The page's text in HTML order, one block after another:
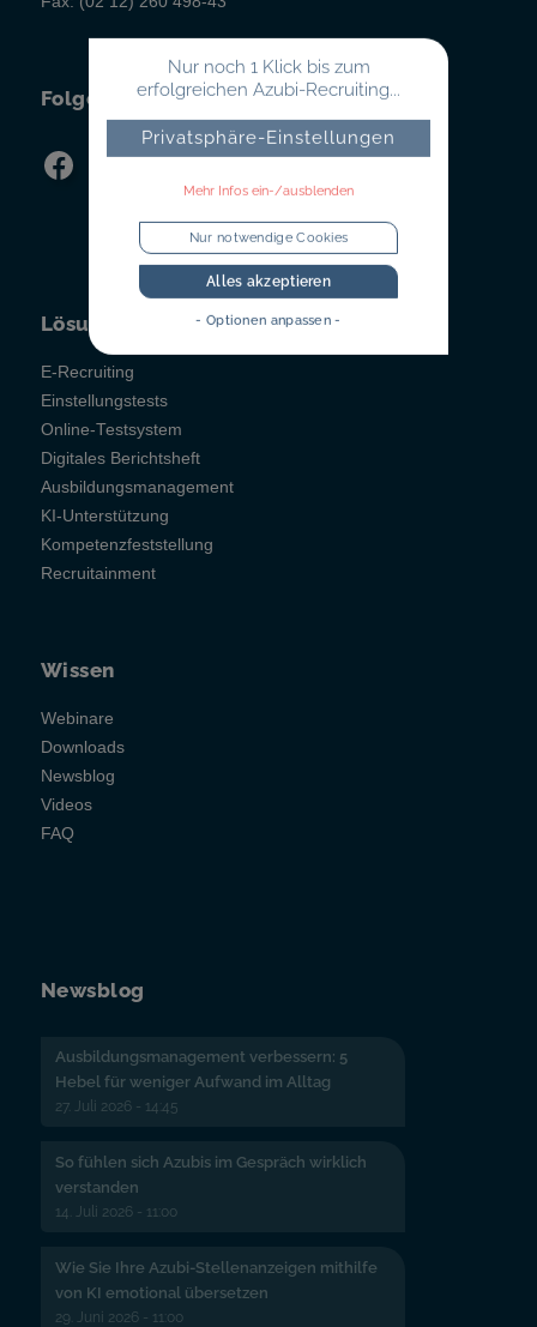
Folgen Sie uns!
Lösungen
E-Recruiting
Einstellungstests
Online-Testsystem
Digitales Berichtsheft
Ausbildungsmanagement
KI-Unterstützung
Kompetenzfeststellung
Recruitainment
Wissen
Webinare
Downloads
Newsblog
Videos
FAQ
Newsblog
Ausbildungsmanagement verbessern: 5
Hebel für weniger Aufwand im Alltag
27. Juli 2026 - 14:45
So fühlen sich Azubis im Gespräch wirklich
verstanden
14. Juli 2026 - 11:00
Wie Sie Ihre Azubi-Stellenanzeigen mithilfe
von KI emotional übersetzen
29. Juni 2026 - 11:00
Nur noch 1 Klick bis zum
erfolgreichen Azubi-Recruiting...
Privatsphäre-Einstellungen
Mehr Infos ein-/ausblenden
Nur notwendige Cookies
Alles akzeptieren
- Optionen anpassen -